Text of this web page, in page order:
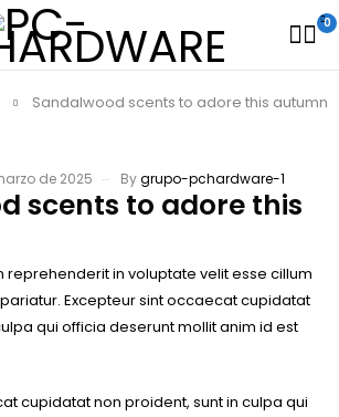
0
Sandalwood scents to adore this autumn
de 2025 Bygrupo-pchardware-1
scents to adore this
reprehenderit in voluptate velit esse cillum
Excepteur sint occaecat cupidatat
qui officia deserunt mollit anim id est
cupidatat non proident, sunt in culpa qui